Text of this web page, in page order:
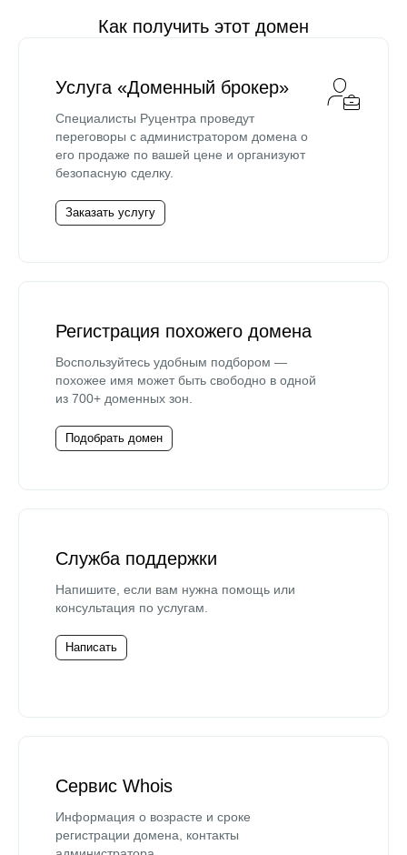
Как получить этот домен
Услуга «Доменный брокер»
Специалисты Руцентра проведут
переговоры с администратором домена о
его продаже по вашей цене и организуют
безопасную сделку.
Заказать услугу
Регистрация похожего домена
Воспользуйтесь удобным подбором —
похожее имя может быть свободно в одной
из 700+ доменных зон.
Подобрать домен
Служба поддержки
Напишите, если вам нужна помощь или
консультация по услугам.
Написать
Сервис Whois
Информация о возрасте и сроке
регистрации домена, контакты